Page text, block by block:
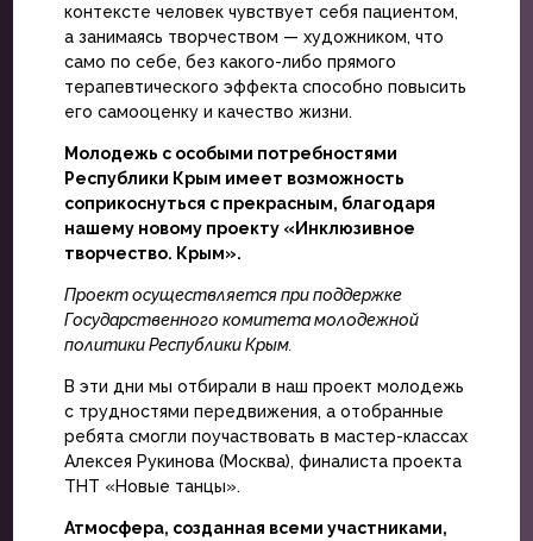
контексте человек чувствует себя пациентом,
а занимаясь творчеством — художником, что
само по себе, без какого-либо прямого
терапевтического эффекта способно повысить
его самооценку и качество жизни.
Молодежь с особыми потребностями
Республики Крым имеет возможность
соприкоснуться с прекрасным, благодаря
нашему новому проекту «Инклюзивное
творчество. Крым».
Проект осуществляется при поддержке
Государственного комитета молодежной
политики Республики Крым.
В эти дни мы отбирали в наш проект молодежь
с трудностями передвижения, а отобранные
ребята смогли поучаствовать в мастер-классах
Алексея Рукинова (Москва), финалиста проекта
ТНТ «Новые танцы».
Атмосфера, созданная всеми участниками,